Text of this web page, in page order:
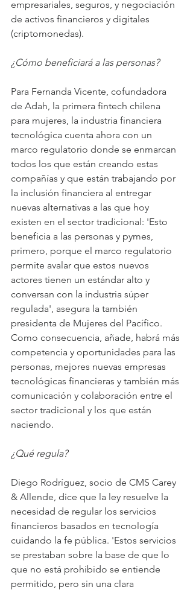
empresariales, seguros, y negociación
de activos financieros y digitales
(criptomonedas).
¿Cómo beneficiará a las personas?
Para Fernanda Vicente, cofundadora
de Adah, la primera fintech chilena
para mujeres, la industria financiera
tecnológica cuenta ahora con un
marco regulatorio donde se enmarcan
todos los que están creando estas
compañías y que están trabajando por
la inclusión financiera al entregar
nuevas alternativas a las que hoy
existen en el sector tradicional: 'Esto
beneficia a las personas y pymes,
primero, porque el marco regulatorio
permite avalar que estos nuevos
actores tienen un estándar alto y
conversan con la industria súper
regulada', asegura la también
presidenta de Mujeres del Pacífico.
Como consecuencia, añade, habrá más
competencia y oportunidades para las
personas, mejores nuevas empresas
tecnológicas financieras y también más
comunicación y colaboración entre el
sector tradicional y los que están
naciendo.
¿Qué regula?
Diego Rodríguez, socio de CMS Carey
& Allende, dice que la ley resuelve la
necesidad de regular los servicios
financieros basados en tecnología
cuidando la fe pública. 'Estos servicios
se prestaban sobre la base de que lo
que no está prohibido se entiende
permitido, pero sin una clara